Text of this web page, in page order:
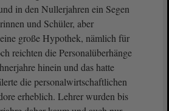
in den Nullerjahren ein Segen
und Schüler, aber
große Hypothek, nämlich für
reichten die Personalüberhänge
hinein und das hatte
die personalwirtschaftlichen
erheblich. Lehrer wurden bis